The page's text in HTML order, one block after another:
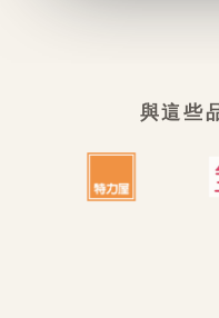
與這些